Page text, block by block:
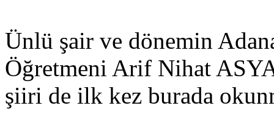
Ünlü şair ve dönemin
Öğretmeni Arif Nihat
şiiri de ilk kez burada